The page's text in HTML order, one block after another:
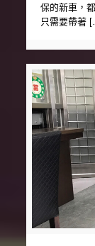
保的新車，
只需要帶著